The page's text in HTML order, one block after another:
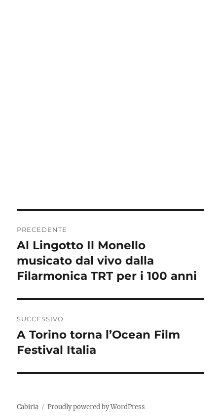
articoli
PRECEDENTE
Articolo
precedente:
Al Lingotto Il Monello
musicato dal vivo dalla
Filarmonica TRT per i 100 anni
SUCCESSIVO
Articolo
successivo:
A Torino torna l’Ocean Film
Festival Italia
Cabiria Proudly powered by WordPress